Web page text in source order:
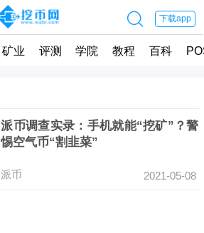
 下载app
矿业 评测 学院 教程 百科
派币调查实录：手机就能“挖矿”？警
惕空气币“割韭菜”
派币 2021-05-08